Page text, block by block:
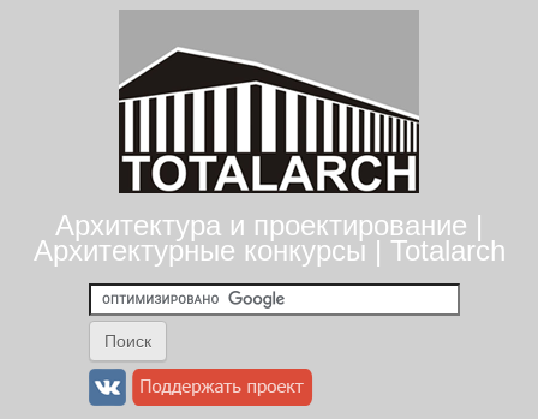
Архитектура и проектирование |
Архитектурные конкурсы | Totalarch